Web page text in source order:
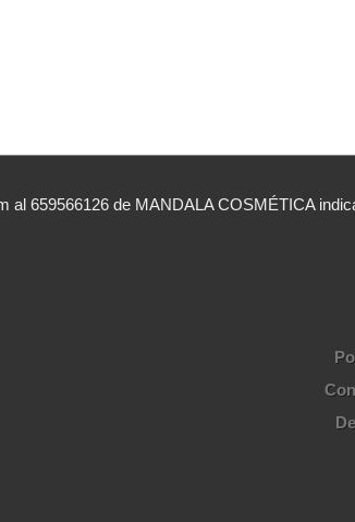
659566126 de MANDALA COSMÉTICA